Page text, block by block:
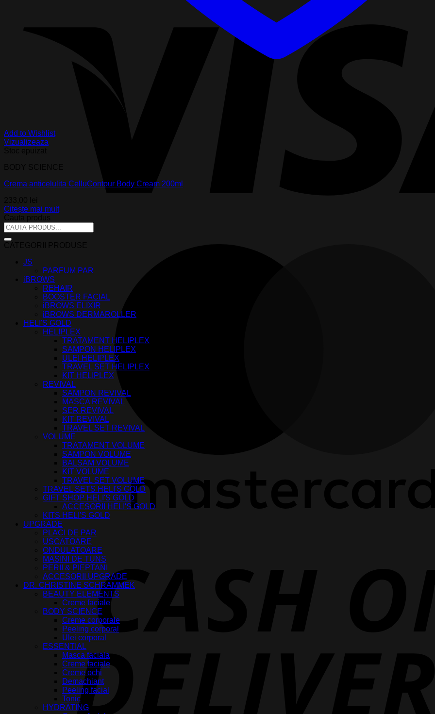
Add to Wishlist
Vizualizeaza
Crema anticelulita CelluContour Body Cream 200ml
Citește mai mult
Caută
după:
JS
PARFUM PAR
iBROWS
REHAIR
BOOSTER FACIAL
iBROWS ELIXIR
iBROWS DERMAROLLER
HELI'S GOLD
HELIPLEX
TRATAMENT HELIPLEX
SAMPON HELIPLEX
ULEI HELIPLEX
TRAVEL SET HELIPLEX
KIT HELIPLEX
REVIVAL
SAMPON REVIVAL
MASCA REVIVAL
SER REVIVAL
KIT REVIVAL
TRAVEL SET REVIVAL
VOLUME
TRATAMENT VOLUME
SAMPON VOLUME
BALSAM VOLUME
KIT VOLUME
TRAVEL SET VOLUME
TRAVEL SETS HELI'S GOLD
GIFT SHOP HELI'S GOLD
ACCESORII HELI'S GOLD
KITS HELI'S GOLD
UPGRADE
PLACI DE PAR
USCATOARE
ONDULATOARE
MASINI DE TUNS
PERII & PIEPTANI
ACCESORII UPGRADE
DR. CHRISTINE SCHRAMMEK
BEAUTY ELEMENTS
Creme faciale
BODY SCIENCE
Creme corporale
Peeling corporal
Ulei corporal
ESSENTIAL
Masca faciala
Creme faciale
Creme ochi
Demachiant
Peeling facial
Tonic
HYDRATING